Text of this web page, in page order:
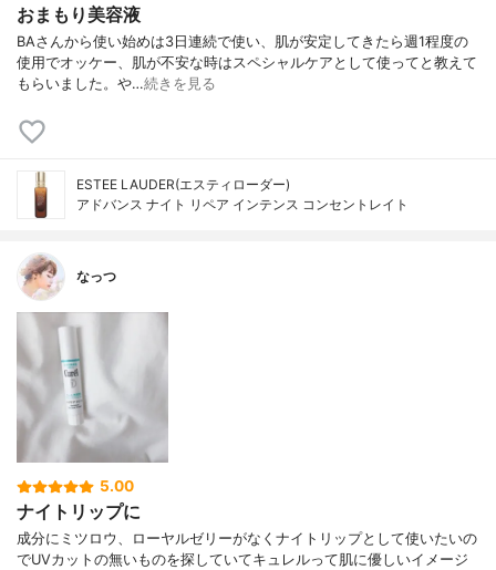
おまもり美容液
BAさんから 使い始めは3日連続で使い、 肌が安定してきたら週1程度の
使用でオッケー、 肌が不安な時はスペシャルケアとして使ってと教えて
もらいました。 や…続きを見る
ESTEE LAUDER(エスティローダー)
アドバンス ナイト リペア インテンス コンセントレイト
なっつ
5.00
ナイトリップに
成分にミツロウ、ローヤルゼリーがなくナイトリップとして使いたいの
でUVカットの無いものを探していてキュレルって肌に優しいイメージ